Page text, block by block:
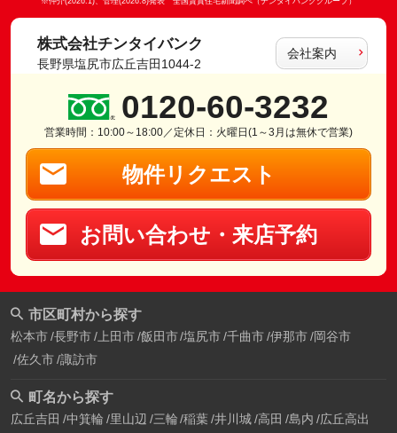
株式会社チンタイバンク
長野県塩尻市広丘吉田1044-2
会社案内
0120-60-3232
営業時間：10:00～18:00／定休日：火曜日(1～3月は無休で営業)
物件リクエスト
お問い合わせ・来店予約
市区町村から探す
松本市 長野市 上田市 飯田市 塩尻市 千曲市 伊那市 岡谷市
佐久市 諏訪市
町名から探す
広丘吉田 中箕輪 里山辺 三輪 稲葉 井川城 高田 島内 広丘高出